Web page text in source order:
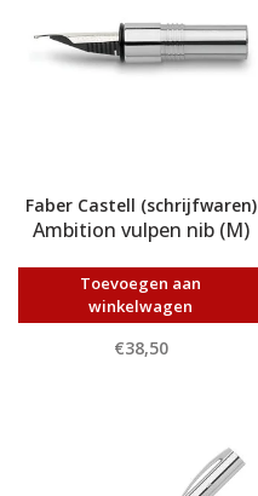
Faber Castell (schrijfwaren)
Ambition vulpen nib (M)
Toevoegen aan
winkelwagen
€38,50